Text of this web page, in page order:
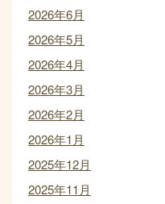
2026年6月
2026年5月
2026年4月
2026年3月
2026年2月
2026年1月
2025年12月
2025年11月